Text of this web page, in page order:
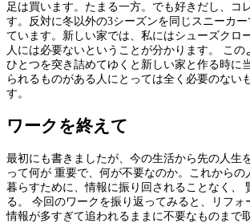
足は買います。たまる一方。でも好きだし、コ
す。反対に冬以外の3シーズンを同じスニーカ
ています。新しい家では、私にはシューズクロ
人には必要ないということが分かります。 この
ひとつを突き詰めてゆくと新しい家と作る時に
られるものがある人にとっては全く必要のない
す。
ワークを終えて
最初にも書きましたが、今の生活から先の人生
って何が 重要で、何が不要なのか。これからの
暮らすために、情報に振り回されることなく、
る。 今回のワークを振り返ってみると、リフォ
情報が多すぎて追われるままに不要なものまで